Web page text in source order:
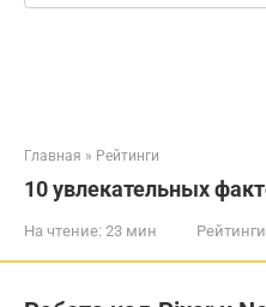
Главная » Рейтинги
10 увлекательных
На чтение: 23 мин Рейтинги